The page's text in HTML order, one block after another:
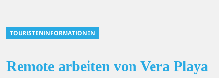
TOURISTENINFORMATIONEN
Remote arbeiten von Vera Playa